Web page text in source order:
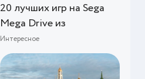
20 лучших игр на Sega
Mega Drive из
Интересное